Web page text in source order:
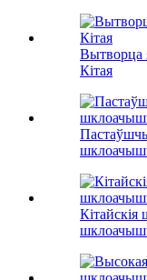
Вытворца
Кітая